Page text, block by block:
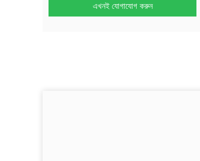
এখনই যোগাযোগ করুন